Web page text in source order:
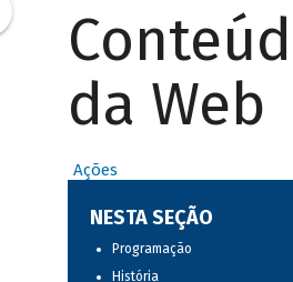
da Web
Ações
NESTA SEÇÃO
Programação
História